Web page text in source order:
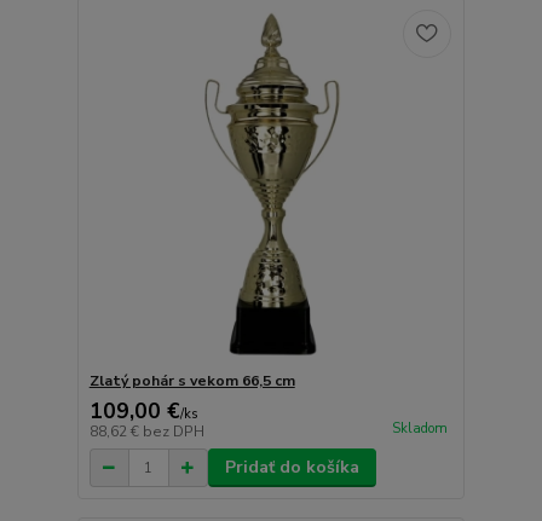
Zlatý pohár s vekom 66,5 cm
109,00 €/ks
88,62 € bez DPH Skladom
Pridať do košíka